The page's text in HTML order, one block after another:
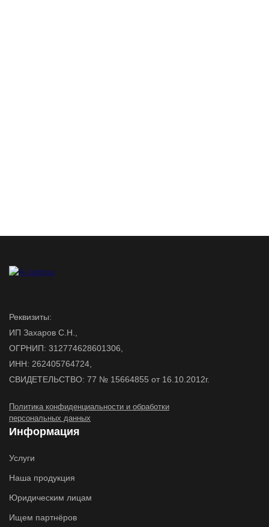
Реквизиты:
ИП Захаров С.Н.,
ОГРНИП: 312774628601306,
ИНН: 262405764724,
СВИДЕТЕЛЬСТВО: 77 № 15664855 от 16.10.2012г.
Политика конфиденциальности и обработки
персональных данных
Информация
Услуги
Наша продукция
Юридическим лицам
Ищем партнёров